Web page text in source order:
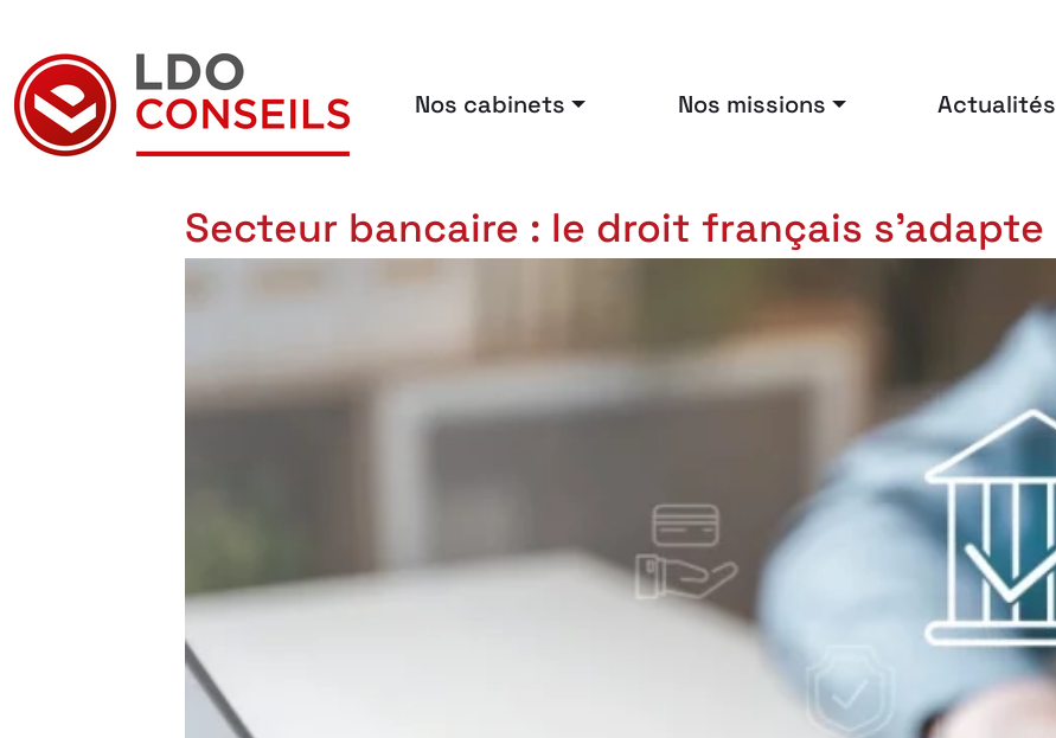
Navigation principale Nos cabinets Nos missions Actualités
Secteur bancaire : le droit français s’adapte